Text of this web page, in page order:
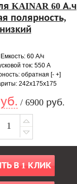
KAINAR 60 А.ч
полярность,
низкий
Емкость: 60 А/ч
ток: 550 А
обратная [- +]
242x175x175
/ 6900 руб.
В 1 КЛИК